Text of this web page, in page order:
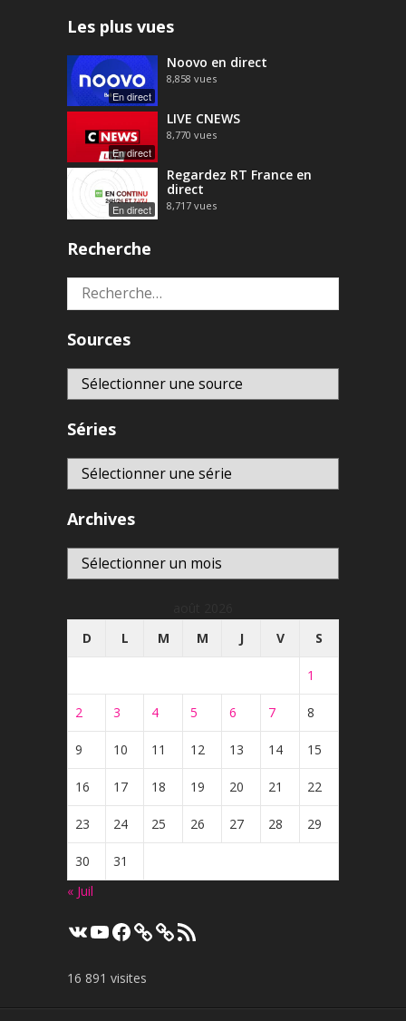
Les plus vues
En direct
Noovo en direct
8,858 vues
En direct
LIVE CNEWS
8,770 vues
En direct
Regardez RT France en
direct
8,717 vues
Recherche
Rechercher :
Sources
Séries
Archives
Archives
D
L M M J V S
1
2 3 4 5 6 7 8
9 10 11 12 13 14 15
16 17 18 19 20 21 22
23 24 25 26 27 28 29
30
31
« Juil
VK YouTube
Facebook Flux
RSS
16 891 visites